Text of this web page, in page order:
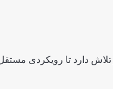
تا رویکردی مستقل،